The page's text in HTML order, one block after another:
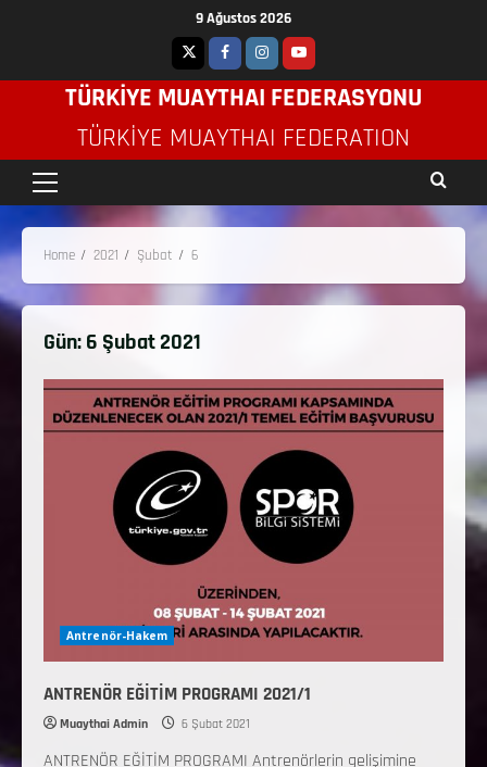
9 Ağustos 2026
TÜRKİYE MUAYTHAI FEDERASYONU
TÜRKIYE MUAYTHAI FEDERATION
Home 2021 Şubat 6
Gün:6 Şubat 2021
Antrenör-Hakem
ANTRENÖR EĞİTİM PROGRAMI 2021/1
Muaythai Admin 6 Şubat 2021
ANTRENÖR EĞİTİM PROGRAMI Antrenörlerin gelişimine